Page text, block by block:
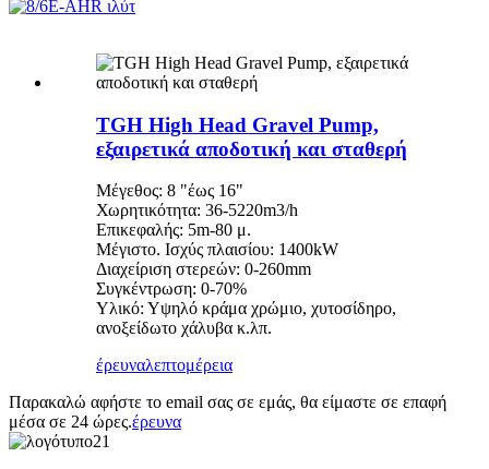
TGH High Head Gravel Pump,
εξαιρετικά αποδοτική και σταθερή
Μέγεθος: 8 "έως 16"
Χωρητικότητα: 36-5220m3/h
Επικεφαλής: 5m-80 μ.
Μέγιστο. Ισχύς πλαισίου: 1400kW
Διαχείριση στερεών: 0-260mm
Συγκέντρωση: 0-70%
Υλικό: Υψηλό κράμα χρώμιο, χυτοσίδηρο,
ανοξείδωτο χάλυβα κ.λπ.
έρευναλεπτομέρεια
Παρακαλώ αφήστε το email σας σε εμάς, θα είμαστε σε επαφή
μέσα σε 24 ώρες.έρευνα